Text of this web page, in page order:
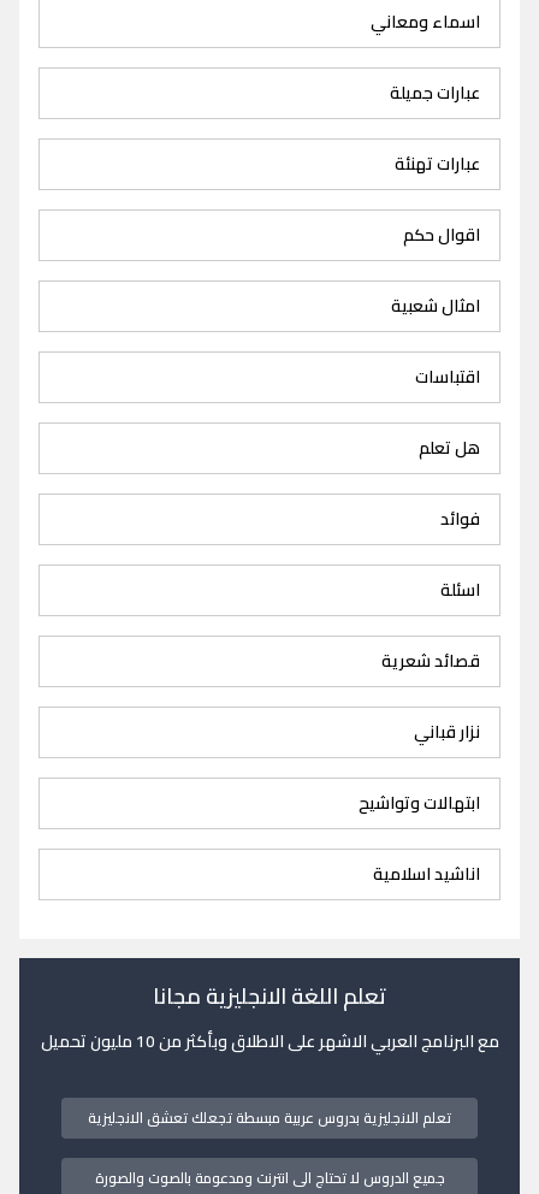
اسماء ومعاني
عبارات جميلة
عبارات تهنئة
اقوال حكم
امثال شعبية
اقتباسات
هل تعلم
فوائد
اسئلة
قصائد شعرية
نزار قباني
ابتهالات وتواشيح
اناشيد اسلامية
تعلم اللغة الانجليزية مجانا
مع البرنامج العربي الاشهر على الاطلاق وبأكثر من 10 مليون تحميل
تعلم الانجليزية بدروس عربية مبسطة تجعلك تعشق الانجليزية
جميع الدروس لا تحتاج الى انترنت ومدعومة بالصوت والصورة